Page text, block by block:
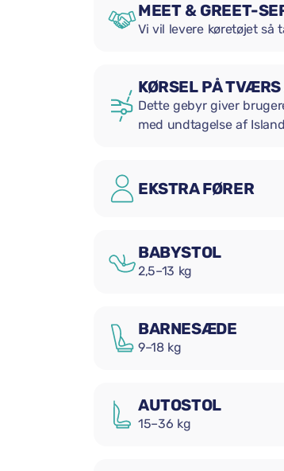
MEET & GREET-
Vi vil levere køretøjet
KØRSEL PÅ
Dette gebyr giver
med undtagelse af
EKSTRA FØRER
BABYSTOL
2,5–13 kg
BARNESÆDE
9–18 kg
AUTOSTOL
15–36 kg